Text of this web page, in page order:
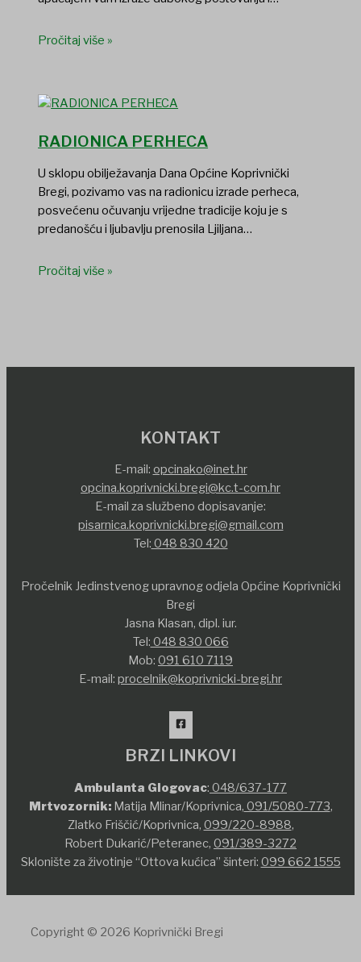
Pročitaj više »
RADIONICA PERHECA
U sklopu obilježavanja Dana Općine Koprivnički
Bregi, pozivamo vas na radionicu izrade perheca,
posvećenu očuvanju vrijedne tradicije koju je s
predanošću i ljubavlju prenosila Ljiljana…
Pročitaj više »
KONTAKT
E-mail: opcinako@inet.hr
opcina.koprivnicki.bregi@kc.t-com.hr
E-mail za službeno dopisavanje:
pisarnica.koprivnicki.bregi@gmail.com
Tel: 048 830 420
Pročelnik Jedinstvenog upravnog odjela Općine Koprivnički
Bregi
Jasna Klasan, dipl. iur.
Tel: 048 830 066
Mob: 091 610 7119
E-mail: procelnik@koprivnicki-bregi.hr
BRZI LINKOVI
Ambulanta Glogovac: 048/637-177
Mrtvozornik:Matija Mlinar/Koprivnica, 091/5080-773,
Zlatko Friščić/Koprivnica, 099/220-8988,
Robert Dukarić/Peteranec, 091/389-3272
Sklonište za životinje “Ottova kućica” šinteri: 099 662 1555
Copyright © 2026 Koprivnički Bregi